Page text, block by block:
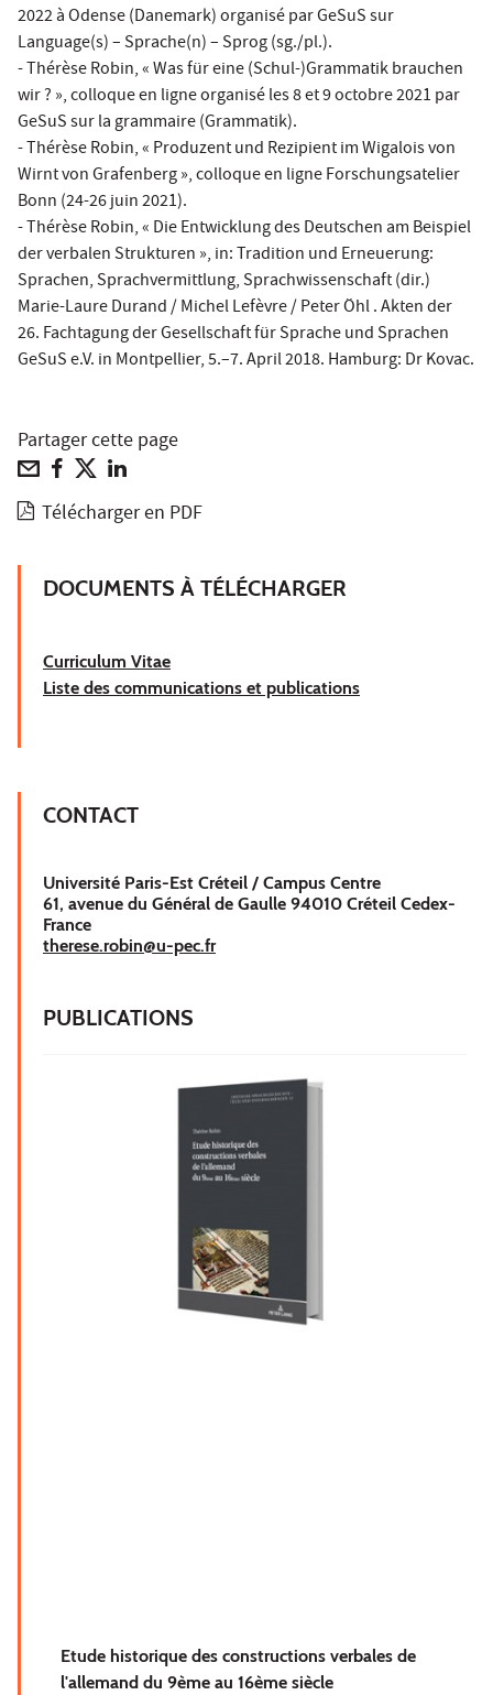
2022 à Odense (Danemark) organisé par GeSuS sur
Language(s) – Sprache(n) – Sprog (sg./pl.).
- Thérèse Robin, « Was für eine (Schul-)Grammatik brauchen
wir ? », colloque en ligne organisé les 8 et 9 octobre 2021 par
GeSuS sur la grammaire (Grammatik).
- Thérèse Robin, « Produzent und Rezipient im Wigalois von
Wirnt von Grafenberg », colloque en ligne Forschungsatelier
Bonn (24-26 juin 2021).
- Thérèse Robin, « Die Entwicklung des Deutschen am Beispiel
der verbalen Strukturen », in: Tradition und Erneuerung:
Sprachen, Sprachvermittlung, Sprachwissenschaft (dir.)
Marie-Laure Durand / Michel Lefèvre / Peter Öhl . Akten der
26. Fachtagung der Gesellschaft für Sprache und Sprachen
GeSuS e.V. in Montpellier, 5.–7. April 2018. Hamburg: Dr Kovac.
Partager cette page
Télécharger en PDF
DOCUMENTS À TÉLÉCHARGER
Curriculum Vitae
Liste des communications et publications
CONTACT
Université Paris-Est Créteil / Campus Centre
61, avenue du Général de Gaulle 94010 Créteil Cedex-
France
therese.robin@u-pec.fr
PUBLICATIONS
Etude historique des constructions verbales de
l'allemand du 9ème au 16ème siècle